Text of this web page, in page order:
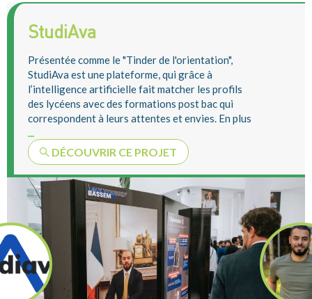
StudiAva
Présentée comme le "Tinder de l'orientation",
StudiAva est une plateforme, qui grâce à
l’intelligence artificielle fait matcher les profils
des lycéens avec des formations post bac qui
correspondent à leurs attentes et envies. En plus
...
DÉCOUVRIR CE PROJET